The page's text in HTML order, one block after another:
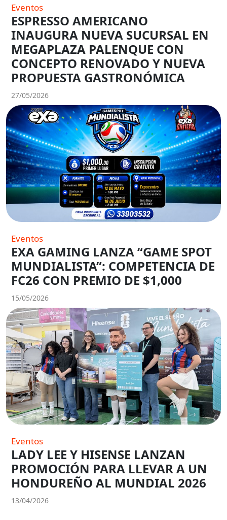
Eventos
ESPRESSO AMERICANO
INAUGURA NUEVA SUCURSAL EN
MEGAPLAZA PALENQUE CON
CONCEPTO RENOVADO Y NUEVA
PROPUESTA GASTRONÓMICA
27/05/2026
Eventos
EXA GAMING LANZA “GAME SPOT
MUNDIALISTA”: COMPETENCIA DE
FC26 CON PREMIO DE $1,000
15/05/2026
Eventos
LADY LEE Y HISENSE LANZAN
PROMOCIÓN PARA LLEVAR A UN
HONDUREÑO AL MUNDIAL 2026
13/04/2026